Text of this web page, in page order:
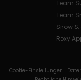
Team
Team
Snow &
Roxy
Cookie-Einstellungen |